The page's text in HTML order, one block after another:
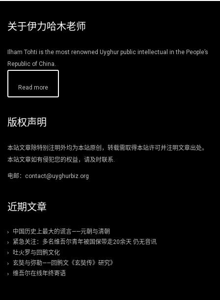
关于伊力哈木老师
Ilham Tohti is the most renowned Uyghur public intellectual in the People’s
Republic of China.
Read more
版权声明
本站文章除特别注明外均为本站原创，转载需取得本站许可并注明文章出处。
本站文章如有侵犯您的权益，请及时联系.
电邮：contact@uyghurbiz.org
近期文章
中国历史上最大的谎言——元朝与清朝
紧急关注：多名维吾尔青年被国保带走20余天 仍无音讯
吐火罗与回鹘文化
玄奘与弥勒——回鹘文《玄奘传》研究》
维吾尔在线年终寄语